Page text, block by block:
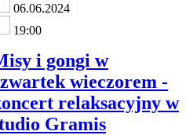
06.06.2024
19:00
i gongi w
wieczorem -
relaksacyjny w
Gramis